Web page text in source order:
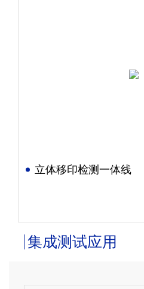
立体移印检测一体线
集成测试应用